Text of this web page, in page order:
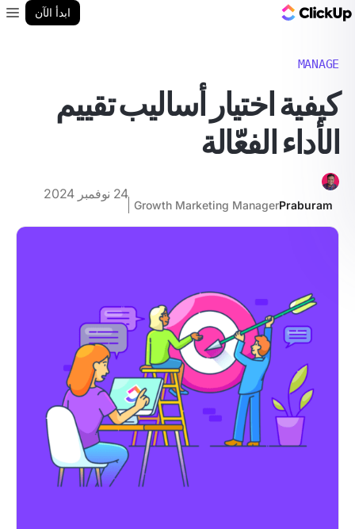
ابدأ الآن
MANAGE
كيفية اختيار أساليب تقييم
الأداء الفعّالة
Praburam
Growth Marketing Manager
24 نوفمبر 2024